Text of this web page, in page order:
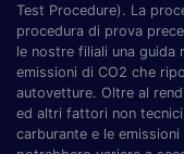
Test Procedure). La
procedura di prova
le nostre filiali una guida
emissioni di CO2 che
autovetture. Oltre al
ed altri fattori non
carburante e le